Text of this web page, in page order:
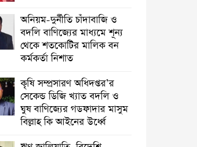
অনিয়ম-দুর্নীতি চাঁদাবাজি ও
বদলি বাণিজ্যের মাধ্যমে শূন্য
থেকে শতকোটির মালিক বন
কর্মকর্তা নিশাত
কৃষি সম্প্রসারণ অধিদপ্তর’র
সেকেন্ড ডিজি খ্যাত বদলি ও
ঘুষ বাণিজ্যের গডফাদার মাসুম
বিল্লাহ কি আইনের উর্ধ্বে